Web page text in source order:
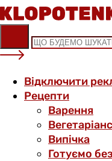
Skip
to
content
Відключити
Рецепти
Варення
Випічка
Готуємо